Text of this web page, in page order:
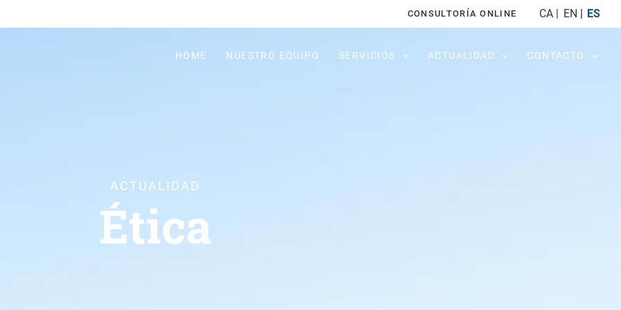
CONSULTORÍA ONLINE CA EN ES
HOME NUESTRO EQUIPO SERVICIOS ACTUALIDAD CONTACTO
ACTUALIDAD
Ética